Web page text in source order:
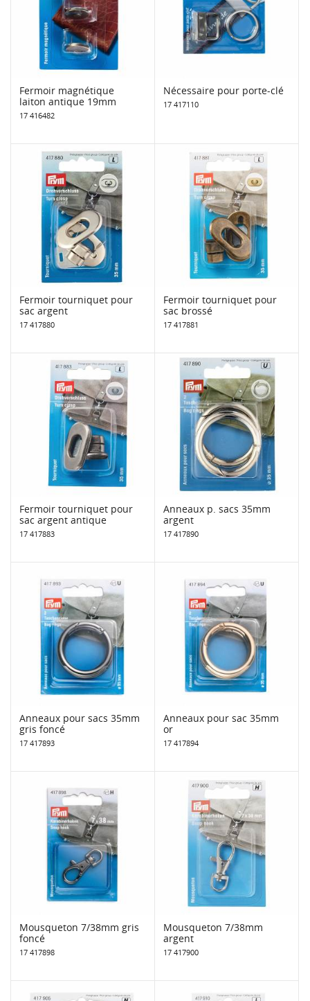
Fermoir magnétique
laiton antique 19mm
17 416482
Nécessaire pour porte-clé
17 417110
Fermoir tourniquet pour
sac argent
17 417880
Fermoir tourniquet pour
sac brossé
17 417881
Fermoir tourniquet pour
sac argent antique
17 417883
Anneaux p. sacs 35mm
argent
17 417890
Anneaux pour sacs 35mm
gris foncé
17 417893
Anneaux pour sac 35mm
or
17 417894
Mousqueton 7/38mm gris
foncé
17 417898
Mousqueton 7/38mm
argent
17 417900